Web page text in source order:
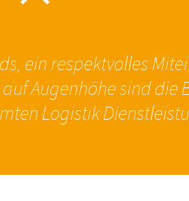
ein respektvolles
Augenhöhe sind die
Logistik